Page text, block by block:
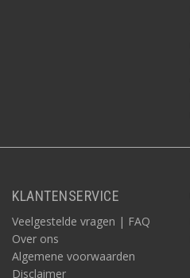
KLANTENSERVICE
Veelgestelde vragen | FAQ
Over ons
Algemene voorwaarden
Disclaimer